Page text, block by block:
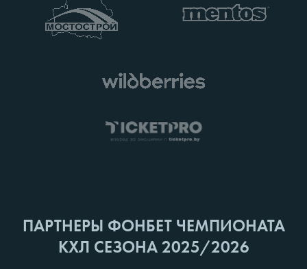
ПАРТНЕРЫ ФОНБЕТ ЧЕМПИОНАТА
КХЛ СЕЗОНА 2025/2026